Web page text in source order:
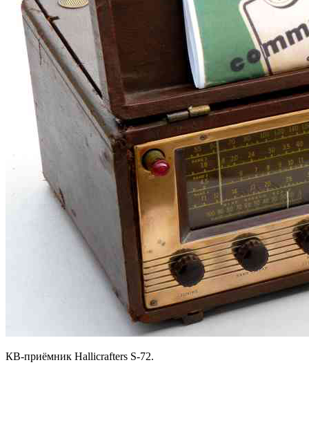
КВ-приёмник Hallicrafters S-72.